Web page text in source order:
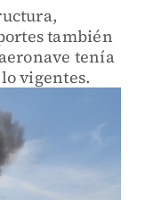
también
tenía
vigentes.